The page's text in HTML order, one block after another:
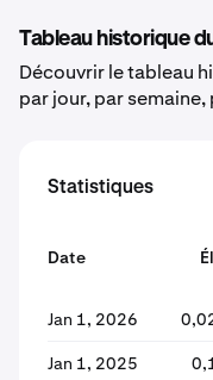
Tableau historique
Découvrir le tableau
par jour, par semaine,
Statistiques
Date
Jan 1, 2026
Jan 1, 2025